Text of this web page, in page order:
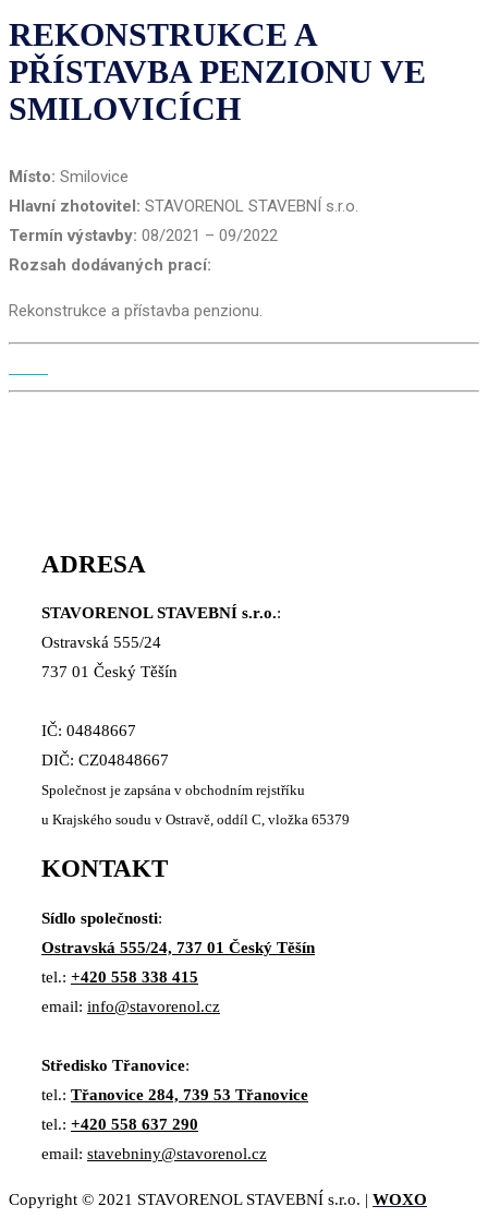
REKONSTRUKCE A
PŘÍSTAVBA PENZIONU VE
SMILOVICÍCH
Místo: Smilovice
Hlavní zhotovitel: STAVORENOL STAVEBNÍ s.r.o.
Termín výstavby: 08/2021 – 09/2022
Rozsah dodávaných prací:
Rekonstrukce a přístavba penzionu.
ADRESA
STAVORENOL STAVEBNÍ s.r.o.:
Ostravská 555/24
737 01 Český Těšín
IČ: 04848667
DIČ: CZ04848667
Společnost je zapsána v obchodním rejstříku
u Krajského soudu v Ostravě, oddíl C, vložka 65379
KONTAKT
Sídlo společnosti:
Ostravská 555/24, 737 01 Český Těšín
tel.: +420 558 338 415
email: info@stavorenol.cz
Středisko Třanovice:
tel.: Třanovice 284, 739 53 Třanovice
tel.: +420 558 637 290
email: stavebniny@stavorenol.cz
Copyright © 2021 STAVORENOL STAVEBNÍ s.r.o. | WOXO